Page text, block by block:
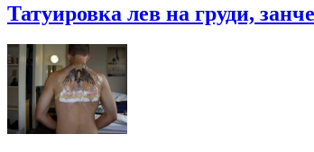
Татуировка лев на груди,